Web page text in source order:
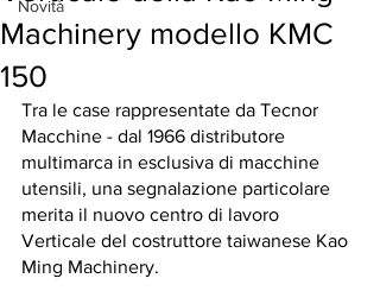
Novità
Machinery modello KMC
150
Tra le case rappresentate da Tecnor
Macchine - dal 1966 distributore
multimarca in esclusiva di macchine
utensili, una segnalazione particolare
merita il nuovo centro di lavoro
Verticale del costruttore taiwanese Kao
Ming Machinery.